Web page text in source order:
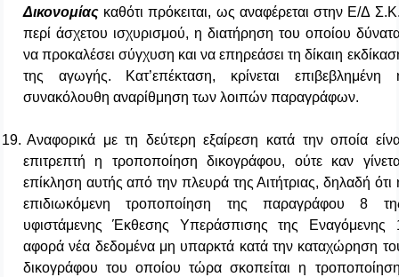
Δικονομίαςκαθότι πρόκειται, ως αναφέρεται στην Ε/Δ
περί άσχετου ισχυρισμού, η διατήρηση του οποίου
να προκαλέσει σύγχυση και να επηρεάσει τη δίκαιη
της αγωγής. Κατ’επέκταση, κρίνεται επιβεβλημένη
συνακόλουθη αναρίθμηση των λοιπών παραγράφων.
19. Αναφορικά με τη δεύτερη εξαίρεση κατά την οποία
επιτρεπτή η τροποποίηση δικογράφου, ούτε καν
επίκληση αυτής από την πλευρά της Αιτήτριας, δηλαδή ότι
επιδιωκόμενη τροποποίηση της παραγράφου 8
υφιστάμενης Έκθεσης Υπεράσπισης της Εναγόμενης
αφορά νέα δεδομένα μη υπαρκτά κατά την καταχώρηση
δικογράφου του οποίου τώρα σκοπείται η